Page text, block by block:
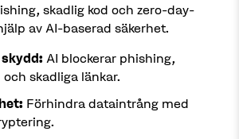
skadlig kod och zero-day-
av AI-baserad säkerhet.
AI blockerar phishing,
och skadliga länkar.
Förhindra dataintrång med